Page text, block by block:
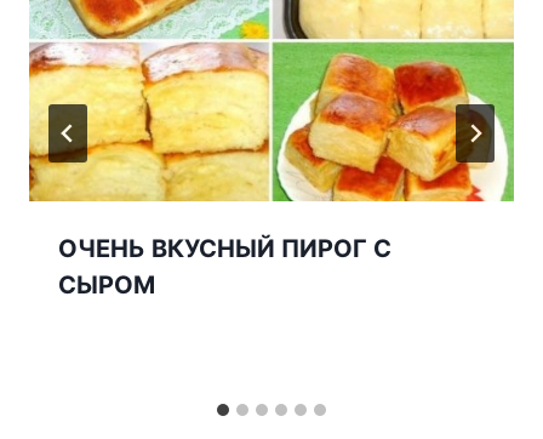
ОЧЕНЬ ВКУСНЫЙ ПИРОГ С
СЫРОМ